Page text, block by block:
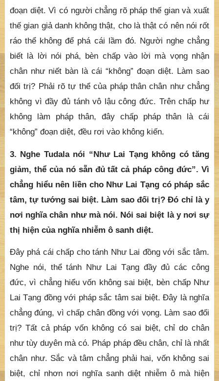
đoạn diệt. Vì có người chẳng rõ pháp thế gian và xuất
thế gian giả danh không thật, cho là thật có nên nói rốt
ráo thể không để phá cái lầm đó. Người nghe chẳng
biết là lời nói phá, bèn chấp vào lời mà vọng nhận
chân như niết bàn là cái “không” đoạn diệt. Làm sao
đối trị? Phải rõ tự thể của pháp thân chân như chẳng
không vì đầy đủ tánh vô lậu công đức. Trên chấp hư
không làm pháp thân, đây chấp pháp thân là cái
“không” đoạn diệt, đều rơi vào không kiến.
3. Nghe Tudala nói “Như Lai Tạng không có tăng
giảm, thể của nó sẵn đủ tất cả pháp công đức”. Vì
chẳng hiểu nên liền cho Như Lai Tạng có pháp sắc
tâm, tự tướng sai biệt. Làm sao đối trị? Đó chỉ là y
nơi nghĩa chân như mà nói. Nói sai biệt là y nơi sự
thị hiện của nghĩa nhiễm ô sanh diệt.
Đây phá cái chấp cho tánh Như Lai đồng với sắc tâm.
Nghe nói, thể tánh Như Lai Tạng đầy đủ các công
đức, vì chẳng hiểu vốn không sai biệt, bèn chấp Như
Lai Tạng đồng với pháp sắc tâm sai biệt. Đây là nghĩa
chẳng đúng, vì chấp chân đồng với vọng. Làm sao đối
trị? Tất cả pháp vốn không có sai biệt, chỉ do chân
như tùy duyên mà có. Pháp pháp đều chân, chỉ là nhất
chân như. Sắc và tâm chẳng phải hai, vốn không sai
biệt, chỉ nhơn nơi nghĩa sanh diệt nhiễm ô mà hiện